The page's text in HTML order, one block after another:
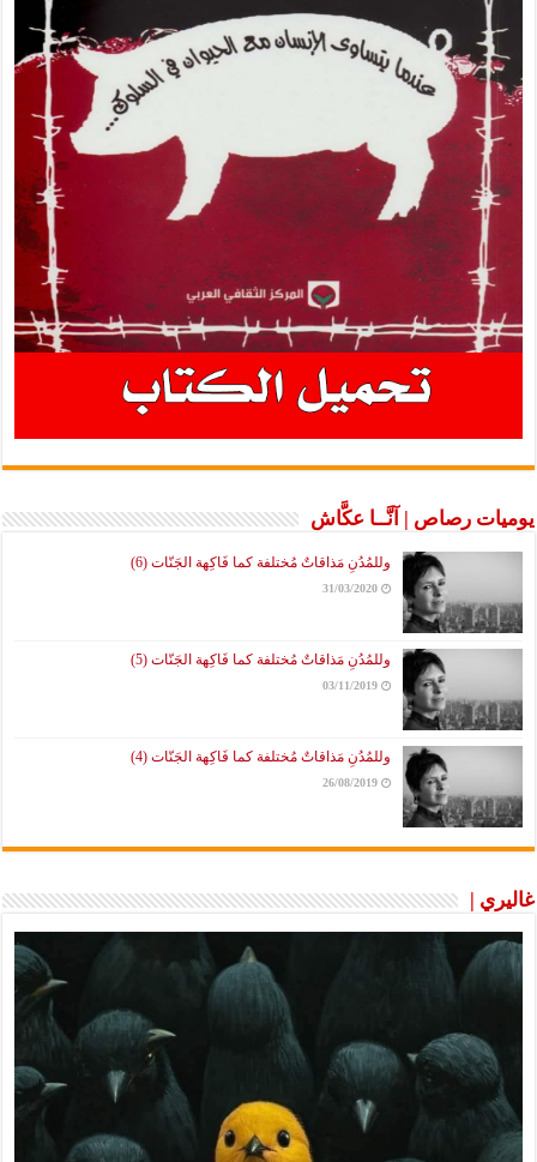
يوميات رصاص | آنَّــا عكَّاش
وللمُدُنِ مَذاقاتٌ مُختلفة كما فَاكِهة الجَنّات (6)
31/03/2020
وللمُدُنِ مَذاقاتٌ مُختلفة كما فَاكِهة الجَنّات (5)
03/11/2019
وللمُدُنِ مَذاقاتٌ مُختلفة كما فَاكِهة الجَنّات (4)
26/08/2019
غاليري |